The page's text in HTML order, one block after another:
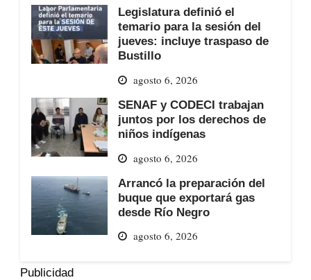
Legislatura definió el
temario para la sesión del
jueves: incluye traspaso de
Bustillo
agosto 6, 2026
SENAF y CODECI trabajan
juntos por los derechos de
niños indígenas
agosto 6, 2026
Arrancó la preparación del
buque que exportará gas
desde Río Negro
agosto 6, 2026
Publicidad